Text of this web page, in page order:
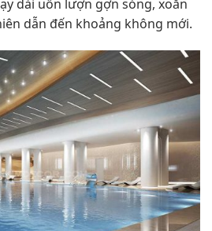
dài uốn lượn gợn sóng, xoắn
dẫn đến khoảng không mới.